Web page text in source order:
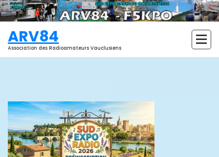
Aller
au
contenu
ARV84
Association des Radioamateurs Vauclusiens